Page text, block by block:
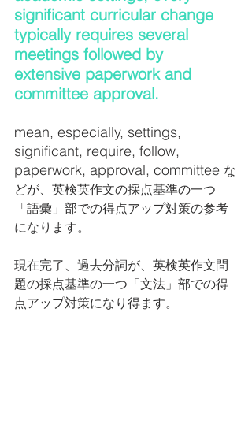
significant curricular change
typically requires several
meetings followed by
extensive paperwork and
committee approval.
mean, especially, settings,
significant, require, follow,
paperwork, approval, committee な
どが、英検英作文の採点基準の一つ
「語彙」部での得点アップ対策の参考
になります。
現在完了、過去分詞が、英検英作文問
題の採点基準の一つ「文法」部での得
点アップ対策になり得ます。